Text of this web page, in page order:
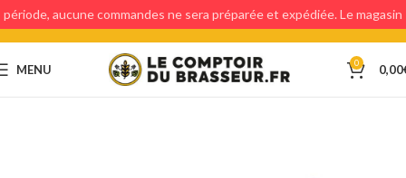
MENU 0 0,00
période, aucune commandes ne sera préparée et expédiée. Le magasin
étant fermé, aucun retraits en magasin ne sera possible.